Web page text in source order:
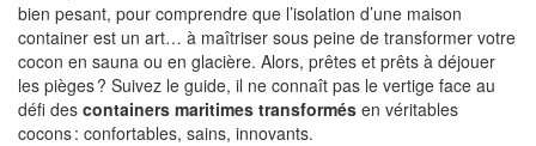
bien pesant, pour comprendre que l’isolation d’une maison
container est un art… à maîtriser sous peine de transformer votre
cocon en sauna ou en glacière. Alors, prêtes et prêts à déjouer
les pièges ? Suivez le guide, il ne connaît pas le vertige face au
défi des containers maritimes transformés en véritables
cocons : confortables, sains, innovants.